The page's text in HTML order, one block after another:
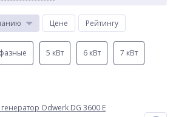
Цене Рейтингу
5 кВт 6 кВт 7 кВт
Odwerk DG 3600 E